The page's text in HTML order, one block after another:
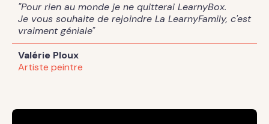
"Pour rien au monde je ne quitterai LearnyBox.
Je vous souhaite de rejoindre La LearnyFamily, c'est
vraiment géniale"
Valérie Ploux
Artiste peintre